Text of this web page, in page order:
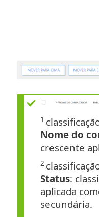
1
Nome do
crescente
2
Status:
aplicada
secundária.